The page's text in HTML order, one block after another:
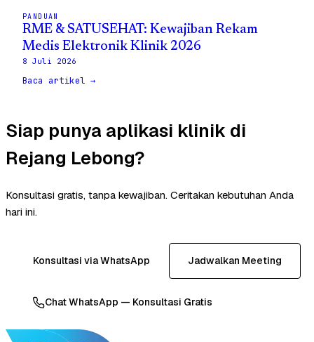
PANDUAN
RME & SATUSEHAT: Kewajiban Rekam
Medis Elektronik Klinik 2026
8 Juli 2026
Baca artikel →
Siap punya aplikasi klinik di
Rejang Lebong?
Konsultasi gratis, tanpa kewajiban. Ceritakan kebutuhan Anda
hari ini.
Konsultasi via WhatsApp Jadwalkan Meeting
Chat WhatsApp — Konsultasi Gratis